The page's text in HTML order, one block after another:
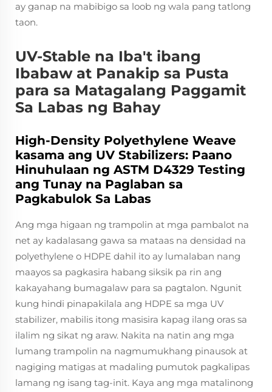
ay ganap na mabibigo sa loob ng wala pang tatlong
taon.
UV-Stable na Iba't ibang
Ibabaw at Panakip sa Pusta
para sa Matagalang Paggamit
Sa Labas ng Bahay
High-Density Polyethylene Weave
kasama ang UV Stabilizers: Paano
Hinuhulaan ng ASTM D4329 Testing
ang Tunay na Paglaban sa
Pagkabulok Sa Labas
Ang mga higaan ng trampolin at mga pambalot na
net ay kadalasang gawa sa mataas na densidad na
polyethylene o HDPE dahil ito ay lumalaban nang
maayos sa pagkasira habang siksik pa rin ang
kakayahang bumagalaw para sa pagtalon. Ngunit
kung hindi pinapakilala ang HDPE sa mga UV
stabilizer, mabilis itong masisira kapag ilang oras sa
ilalim ng sikat ng araw. Nakita na natin ang mga
lumang trampolin na nagmumukhang pinausok at
nagiging matigas at madaling pumutok pagkalipas
lamang ng isang tag-init. Kaya ang mga matalinong